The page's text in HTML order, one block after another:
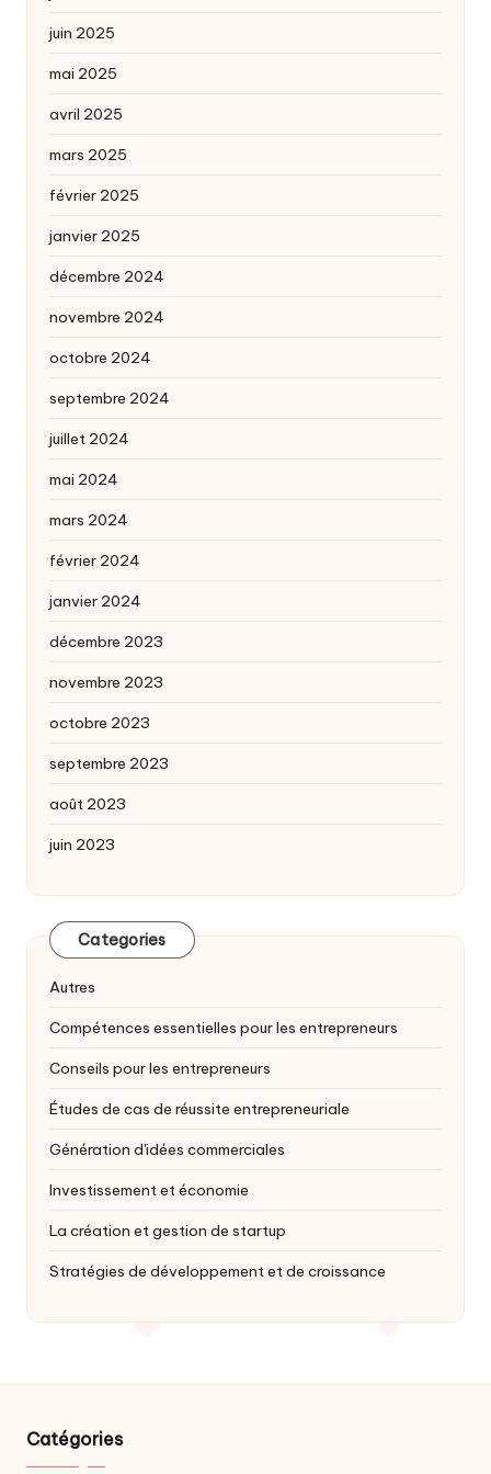
juin 2025
mai 2025
avril 2025
mars 2025
février 2025
janvier 2025
décembre 2024
novembre 2024
octobre 2024
septembre 2024
juillet 2024
mai 2024
mars 2024
février 2024
janvier 2024
décembre 2023
novembre 2023
octobre 2023
septembre 2023
août 2023
juin 2023
Categories
Autres
Compétences essentielles pour les entrepreneurs
Conseils pour les entrepreneurs
Études de cas de réussite entrepreneuriale
Génération d'idées commerciales
Investissement et économie
La création et gestion de startup
Stratégies de développement et de croissance
Catégories